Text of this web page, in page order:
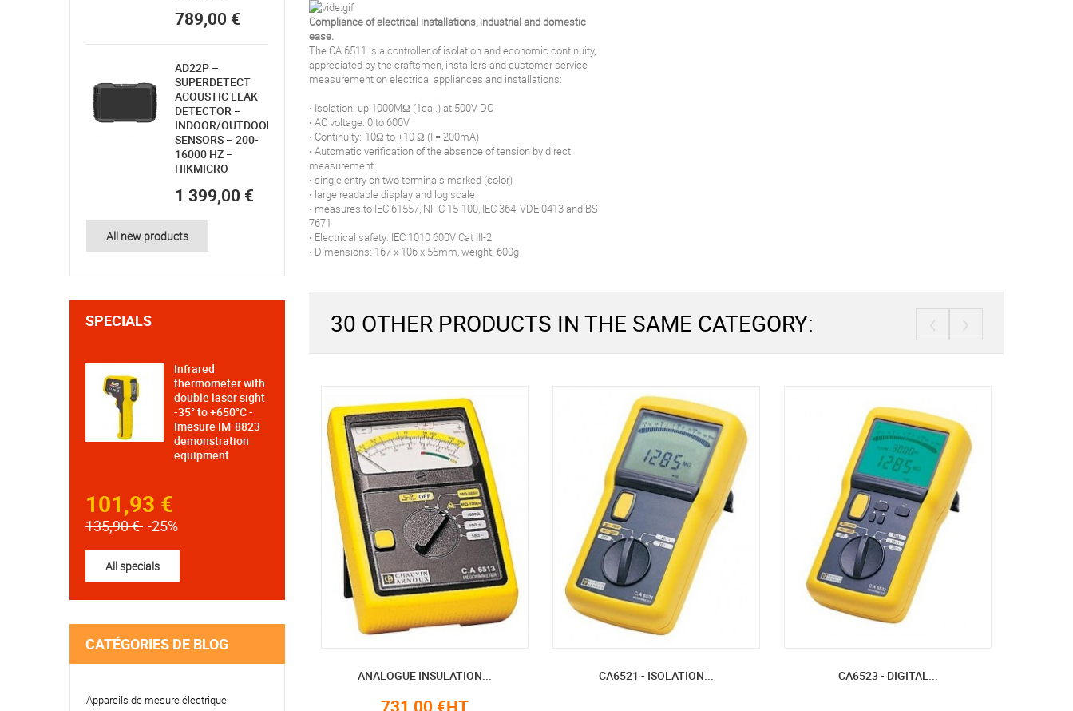
789,00 €
AD22P –
SUPERDETECT
ACOUSTIC LEAK
DETECTOR –
INDOOR/OUTDOOR
SENSORS – 200-
16000 HZ –
HIKMICRO
1 399,00 €
All new products
SPECIALS
Infrared
thermometer with
double laser sight
-35° to +650°C -
Imesure IM-8823
demonstration
equipment
101,93 €
135,90 € -25%
All specials
CATÉGORIES DE BLOG
Appareils de mesure électrique
Compliance of electrical installations, industrial and domestic
ease.
The CA 6511 is a controller of isolation and economic continuity,
appreciated by the craftsmen, installers and customer service
measurement on electrical appliances and installations:
• Isolation: up 1000MΩ (1cal.) at 500V DC
• AC voltage: 0 to 600V
• Continuity:-10Ω to +10 Ω (I = 200mA)
• Automatic verification of the absence of tension by direct
measurement
• single entry on two terminals marked (color)
• large readable display and log scale
• measures to IEC 61557, NF C 15-100, IEC 364, VDE 0413 and BS
7671
• Electrical safety: IEC 1010 600V Cat III-2
• Dimensions: 167 x 106 x 55mm, weight: 600g
30 OTHER PRODUCTS IN THE SAME CATEGORY:
ANALOGUE INSULATION...
731,00 €HT
CA6521 - ISOLATION... CA6523 - DIGITAL...
‹ ›